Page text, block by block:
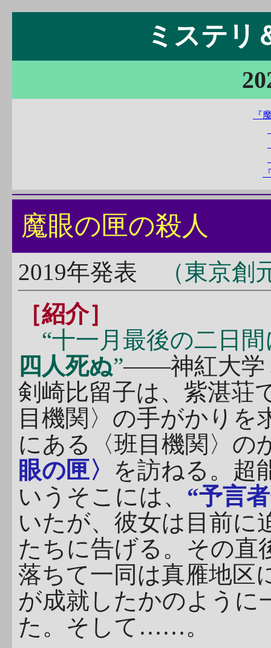
ミステリ
『
魔眼の匣の殺人
2019年発表
（東京創
［紹介］
“十一月最後の二日
四人死ぬ”――神紅大学
剣崎比留子は、紫湛荘
目機関〉の手がかりを
にある〈班目機関〉の
眼の匣〉
を訪ねる。超
いうそこには、 “予言
いたが、彼女は目前に
たちに告げる。その直
落ちて一同は真雁地区
が成就したかのように
た。そして……。